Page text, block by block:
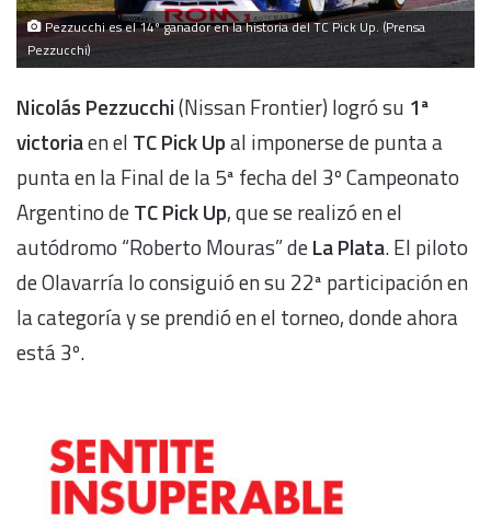
Pezzucchi es el 14º ganador en la historia del TC Pick Up. (Prensa
Pezzucchi)
Nicolás Pezzucchi(Nissan Frontier) logró su 1ª
victoriaen el TC Pick Upal imponerse de punta a
punta en la Final de la 5ª fecha del 3º Campeonato
Argentino deTC Pick Up, que se realizó en el
autódromo “Roberto Mouras” deLa Plata. El piloto
de Olavarría lo consiguió en su 22ª participación en
la categoría y se prendió en el torneo, donde ahora
está 3º.